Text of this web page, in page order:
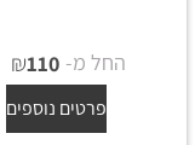
החל מ- ₪110
פרטים נוספים